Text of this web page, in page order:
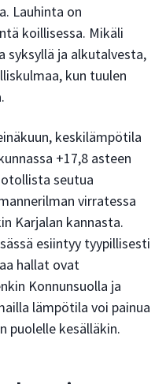
Lauhinta on
koillisessa. Mikäli
syksyllä ja alkutalvesta,
kun tuulen
keskilämpötila
+17,8 asteen
seutua
virratessa
Karjalan kannasta.
esiintyy tyypillisesti
hallat ovat
Konnunsuolla ja
lämpötila voi painua
puolelle kesälläkin.